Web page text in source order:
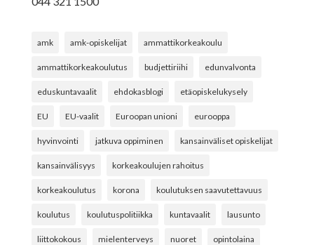
amk amk-opiskelijat ammattikorkeakoulu
ammattikorkeakoulutus budjettiriihi edunvalvonta
eduskuntavaalit ehdokasblogi etäopiskelukysely
EU EU-vaalit Euroopan unioni eurooppa
hyvinvointi jatkuva oppiminen kansainväliset opiskelijat
kansainvälisyys korkeakoulujen rahoitus
korkeakoulutus korona koulutuksen saavutettavuus
koulutus koulutuspolitiikka kuntavaalit lausunto
liittokokous mielenterveys nuoret opintolaina